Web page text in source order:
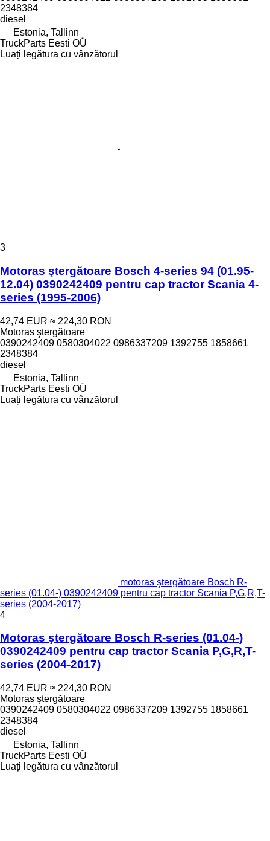
2348384
diesel
Estonia, Tallinn
TruckParts Eesti OÜ
Luați legătura cu vânzătorul
3
Motoras ştergătoare Bosch 4-series 94 (01.95-
12.04) 0390242409 pentru cap tractor Scania 4-
series (1995-2006)
42,74 EUR ≈ 224,30 RON
Motoras ştergătoare
0390242409 0580304022 0986337209 1392755 1858661
2348384
diesel
Estonia, Tallinn
TruckParts Eesti OÜ
Luați legătura cu vânzătorul
motoras ştergătoare Bosch R-
series (01.04-) 0390242409 pentru cap tractor Scania P,G,R,T-
series (2004-2017)
4
Motoras ştergătoare Bosch R-series (01.04-)
0390242409 pentru cap tractor Scania P,G,R,T-
series (2004-2017)
42,74 EUR ≈ 224,30 RON
Motoras ştergătoare
0390242409 0580304022 0986337209 1392755 1858661
2348384
diesel
Estonia, Tallinn
TruckParts Eesti OÜ
Luați legătura cu vânzătorul